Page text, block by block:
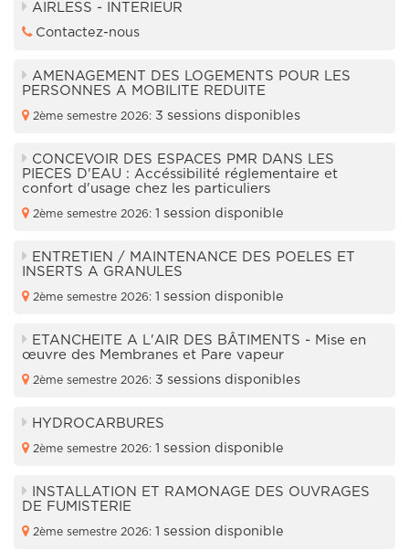
AIRLESS - INTERIEUR
Contactez-nous
AMENAGEMENT DES LOGEMENTS POUR LES
PERSONNES A MOBILITE REDUITE
2ème semestre 2026: 3 sessions disponibles
CONCEVOIR DES ESPACES PMR DANS LES
PIECES D'EAU : Accéssibilité réglementaire et
confort d'usage chez les particuliers
2ème semestre 2026: 1 session disponible
ENTRETIEN / MAINTENANCE DES POELES ET
INSERTS A GRANULES
2ème semestre 2026: 1 session disponible
ETANCHEITE A L'AIR DES BÂTIMENTS - Mise en
œuvre des Membranes et Pare vapeur
2ème semestre 2026: 3 sessions disponibles
HYDROCARBURES
2ème semestre 2026: 1 session disponible
INSTALLATION ET RAMONAGE DES OUVRAGES
DE FUMISTERIE
2ème semestre 2026: 1 session disponible